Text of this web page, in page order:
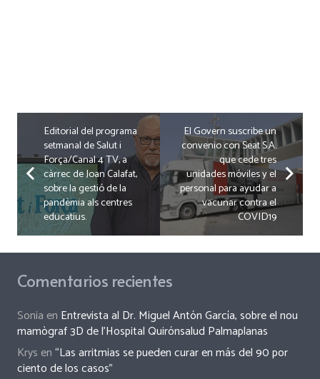
Editorial del programa
setmanal de Salut i
Força/Canal 4 TV, a
càrrec de Joan Calafat,
sobre la gestió de la
pandèmia als centres
educatius.
El Govern suscribe un
convenio con Seat S.A.
que cede tres
unidades móviles y el
personal para ayudar a
vacunar contra el
COVID19
Comentarios recientes
Sonia en Entrevista al Dr. Miguel Antón García, sobre el nou
mamògraf 3D de l’Hospital Quirónsalud Palmaplanas
Krys en“Las arritmias se pueden curar en más del 90 por
ciento de los casos”